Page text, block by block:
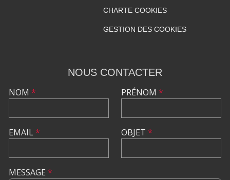
CHARTE COOKIES
GESTION DES COOKIES
NOUS CONTACTER
NOM *
EMAIL*
PRÉNOM *
OBJET *
MESSAGE *